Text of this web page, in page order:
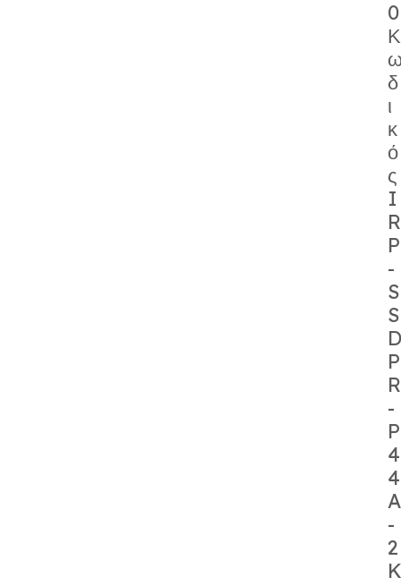
0
Κ
δ
ι
κ
ό
ς
I
R
P
-
S
S
D
P
R
-
P
4
4
A
-
2
K